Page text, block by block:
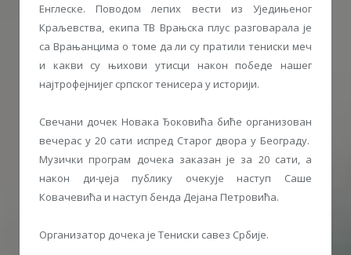
Енглеске. Поводом лепих вести из Уједињеног
Краљевства, екипа ТВ Врањска плус разговарала је
са Врањанцима о томе да ли су пратили тениски меч
и какви су њихови утисци након победе нашег
најтрофејнијег српског тенисера у историји.
Свечани дочек Новака Ђоковића биће организован
вечерас у 20 сати испред Старог двора у Београду.
Музички програм дочека заказан је за 20 сати, а
након ди-џеја публику очекује наступ Саше
Ковачевића и наступ бенда Дејана Петровића.
Организатор дочека је Тениски савез Србије.